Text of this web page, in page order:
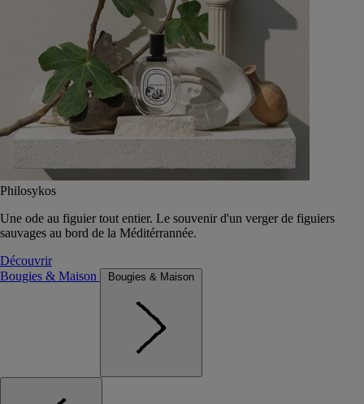
Philosykos
Une ode au figuier tout entier. Le souvenir d'un verger de figuiers
sauvages au bord de la Méditérrannée.
Découvrir
Bougies & Maison
Bougies & Maison